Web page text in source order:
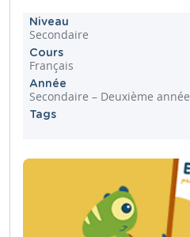
Niveau
Secondaire
Cours
Français
Année
Secondaire – Deuxième année
Tags